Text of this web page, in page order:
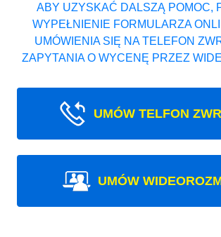
ABY UZYSKAĆ DALSZĄ POMOC,
WYPEŁNIENIE FORMULARZA
UMÓWIENIA SIĘ NA TELEFON
ZAPYTANIA O WYCENĘ PRZEZ
UMÓW TELFON
UMÓW